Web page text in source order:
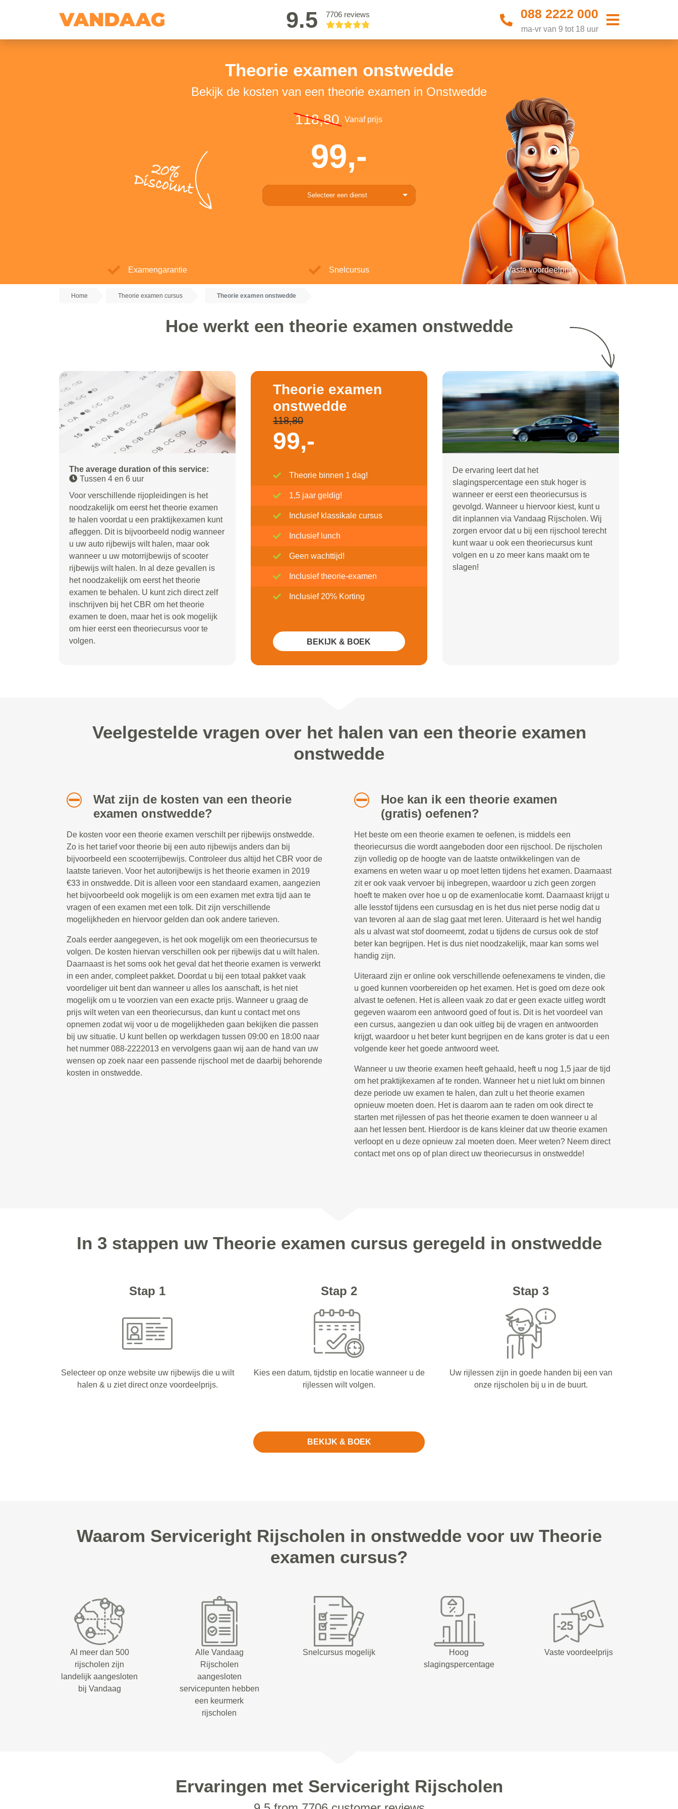
9.5 7706 reviews 088 2222 000
ma-vr van 9 tot 18 uur
Theorie examen onstwedde
Bekijk de kosten van een theorie examen in Onstwedde
20%
Discount
118,80 Vanaf prijs
99,-
Selecteer een dienst
Examengarantie Snelcursus Vaste voordeelprijs
Home Theorie examen cursus Theorie examen onstwedde
Hoe werkt een theorie examen onstwedde
The average duration of this service:
Tussen 4 en 6 uur
Voor verschillende rijopleidingen is het
noodzakelijk om eerst het theorie examen
te halen voordat u een praktijkexamen kunt
afleggen. Dit is bijvoorbeeld nodig wanneer
u uw auto rijbewijs wilt halen, maar ook
wanneer u uw motorrijbewijs of scooter
rijbewijs wilt halen. In al deze gevallen is
het noodzakelijk om eerst het theorie
examen te behalen. U kunt zich direct zelf
inschrijven bij het CBR om het theorie
examen te doen, maar het is ook mogelijk
om hier eerst een theoriecursus voor te
volgen.
Theorie examen
onstwedde
118,80
99,-
Theorie binnen 1 dag!
1,5 jaar geldig!
Inclusief klassikale cursus
Inclusief lunch
Geen wachttijd!
Inclusief theorie-examen
Inclusief 20% Korting
BEKIJK & BOEK
De ervaring leert dat het
slagingspercentage een stuk hoger is
wanneer er eerst een theoriecursus is
gevolgd. Wanneer u hiervoor kiest, kunt u
dit inplannen via Vandaag Rijscholen. Wij
zorgen ervoor dat u bij een rijschool terecht
kunt waar u ook een theoriecursus kunt
volgen en u zo meer kans maakt om te
slagen!
Veelgestelde vragen over het halen van een theorie examen
onstwedde
Wat zijn de kosten van een theorie
examen onstwedde?
De kosten voor een theorie examen verschilt per rijbewijs onstwedde.
Zo is het tarief voor theorie bij een auto rijbewijs anders dan bij
bijvoorbeeld een scooterrijbewijs. Controleer dus altijd het CBR voor de
laatste tarieven. Voor het autorijbewijs is het theorie examen in 2019
€33 in onstwedde. Dit is alleen voor een standaard examen, aangezien
het bijvoorbeeld ook mogelijk is om een examen met extra tijd aan te
vragen of een examen met een tolk. Dit zijn verschillende
mogelijkheden en hiervoor gelden dan ook andere tarieven.
Zoals eerder aangegeven, is het ook mogelijk om een theoriecursus te
volgen. De kosten hiervan verschillen ook per rijbewijs dat u wilt halen.
Daarnaast is het soms ook het geval dat het theorie examen is verwerkt
in een ander, compleet pakket. Doordat u bij een totaal pakket vaak
voordeliger uit bent dan wanneer u alles los aanschaft, is het niet
mogelijk om u te voorzien van een exacte prijs. Wanneer u graag de
prijs wilt weten van een theoriecursus, dan kunt u contact met ons
opnemen zodat wij voor u de mogelijkheden gaan bekijken die passen
bij uw situatie. U kunt bellen op werkdagen tussen 09:00 en 18:00 naar
het nummer 088-2222013 en vervolgens gaan wij aan de hand van uw
wensen op zoek naar een passende rijschool met de daarbij behorende
kosten in onstwedde.
Hoe kan ik een theorie examen
(gratis) oefenen?
Het beste om een theorie examen te oefenen, is middels een
theoriecursus die wordt aangeboden door een rijschool. De rijscholen
zijn volledig op de hoogte van de laatste ontwikkelingen van de
examens en weten waar u op moet letten tijdens het examen. Daarnaast
zit er ook vaak vervoer bij inbegrepen, waardoor u zich geen zorgen
hoeft te maken over hoe u op de examenlocatie komt. Daarnaast krijgt u
alle lesstof tijdens een cursusdag en is het dus niet perse nodig dat u
van tevoren al aan de slag gaat met leren. Uiteraard is het wel handig
als u alvast wat stof doorneemt, zodat u tijdens de cursus ook de stof
beter kan begrijpen. Het is dus niet noodzakelijk, maar kan soms wel
handig zijn.
Uiteraard zijn er online ook verschillende oefenexamens te vinden, die
u goed kunnen voorbereiden op het examen. Het is goed om deze ook
alvast te oefenen. Het is alleen vaak zo dat er geen exacte uitleg wordt
gegeven waarom een antwoord goed of fout is. Dit is het voordeel van
een cursus, aangezien u dan ook uitleg bij de vragen en antwoorden
krijgt, waardoor u het beter kunt begrijpen en de kans groter is dat u een
volgende keer het goede antwoord weet.
Wanneer u uw theorie examen heeft gehaald, heeft u nog 1,5 jaar de tijd
om het praktijkexamen af te ronden. Wanneer het u niet lukt om binnen
deze periode uw examen te halen, dan zult u het theorie examen
opnieuw moeten doen. Het is daarom aan te raden om ook direct te
starten met rijlessen of pas het theorie examen te doen wanneer u al
aan het lessen bent. Hierdoor is de kans kleiner dat uw theorie examen
verloopt en u deze opnieuw zal moeten doen. Meer weten? Neem direct
contact met ons op of plan direct uw theoriecursus in onstwedde!
In 3 stappen uw Theorie examen cursus geregeld in onstwedde
Stap 1
Selecteer op onze website uw rijbewijs die u wilt
halen & u ziet direct onze voordeelprijs.
Stap 2
Kies een datum, tijdstip en locatie wanneer u de
rijlessen wilt volgen.
Stap 3
Uw rijlessen zijn in goede handen bij een van
onze rijscholen bij u in de buurt.
BEKIJK & BOEK
Waarom Serviceright Rijscholen in onstwedde voor uw Theorie
examen cursus?
Al meer dan 500
rijscholen zijn
landelijk aangesloten
bij Vandaag
Alle Vandaag
Rijscholen
aangesloten
servicepunten hebben
een keurmerk
rijscholen
Snelcursus mogelijk
Hoog
slagingspercentage
Vaste voordeelprijs
Ervaringen met Serviceright Rijscholen